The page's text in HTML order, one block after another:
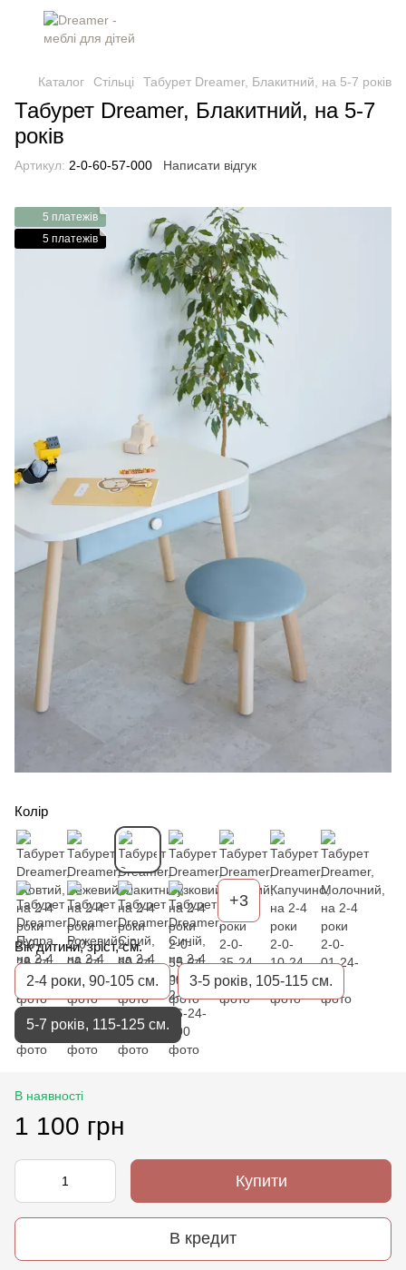
Каталог Стільці Табурет Dreamer, Блакитний, на 5-7 років
Табурет Dreamer, Блакитний, на 5-7
років
Артикул: 2-0-60-57-000 Написати відгук
5 платежів
5 платежів
Колір
+3
Вік дитини, зріст, см.
2-4 роки, 90-105 см. 3-5 років, 105-115 см.
5-7 років, 115-125 см.
В наявності
1 100 грн
Купити
В кредит